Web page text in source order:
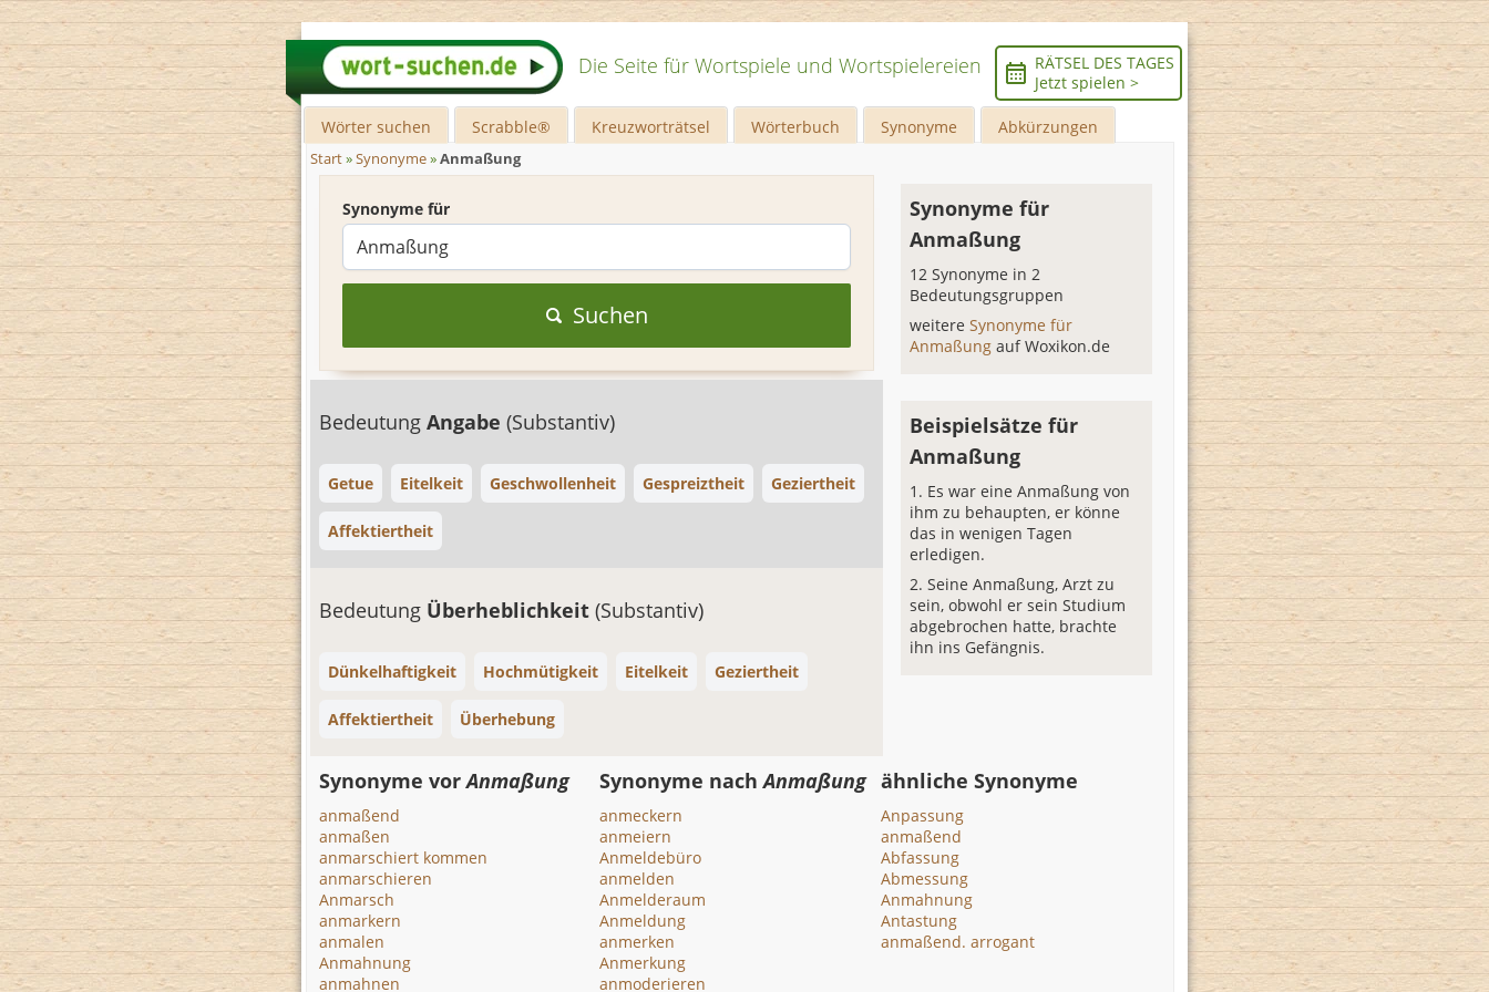
Die Seite für Wortspiele und Wortspielereien
RÄTSEL DES TAGES
Jetzt spielen >
Wörter suchen Scrabble® Kreuzworträtsel Wörterbuch Synonyme Abkürzungen
Start»Synonyme»Anmaßung
Synonyme für
Suchen
Bedeutung Angabe (Substantiv)
Getue Eitelkeit Geschwollenheit Gespreiztheit Geziertheit
Affektiertheit
Bedeutung Überheblichkeit (Substantiv)
Dünkelhaftigkeit Hochmütigkeit Eitelkeit Geziertheit
Affektiertheit Überhebung
Synonyme für
Anmaßung
12 Synonyme in 2
Bedeutungsgruppen
weitereSynonyme für
Anmaßungauf Woxikon.de
Beispielsätze für
Anmaßung
Es war eine Anmaßung von
ihm zu behaupten, er könne
das in wenigen Tagen
erledigen.
Seine Anmaßung, Arzt zu
sein, obwohl er sein Studium
abgebrochen hatte, brachte
ihn ins Gefängnis.
Synonyme vorAnmaßung
anmaßend
anmaßen
anmarschiert kommen
anmarschieren
Anmarsch
anmarkern
anmalen
Anmahnung
anmahnen
Synonyme nachAnmaßung
anmeckern
anmeiern
Anmeldebüro
anmelden
Anmelderaum
Anmeldung
anmerken
Anmerkung
anmoderieren
ähnliche Synonyme
Anpassung
anmaßend
Abfassung
Abmessung
Anmahnung
Antastung
anmaßend. arrogant